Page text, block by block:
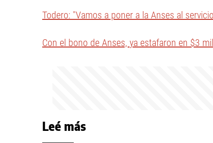
Todero: "Vamos a poner a la Anses al
Con el bono de Anses, ya estafaron en $3
Leé más